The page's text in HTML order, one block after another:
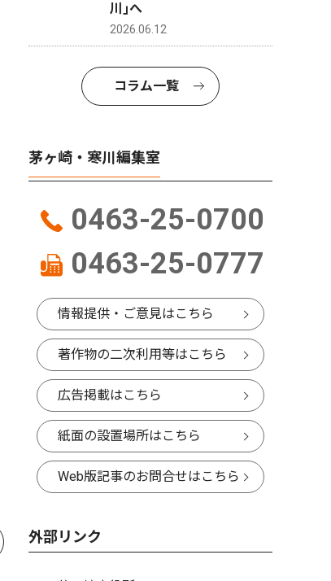
川｣へ
2026.06.12
コラム一覧
茅ヶ崎・寒川編集室
0463-25-0700
0463-25-0777
情報提供・ご意見はこちら
著作物の二次利用等はこちら
広告掲載はこちら
紙面の設置場所はこちら
Web版記事のお問合せはこちら
外部リンク